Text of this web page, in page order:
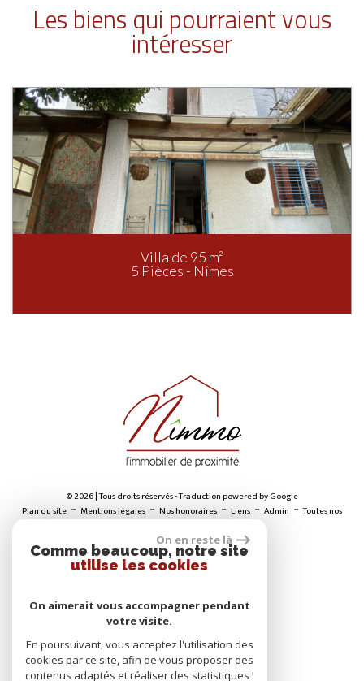
Les biens qui pourraient vous
intéresser
Villa de 95 m²
5 Pièces - Nîmes
© 2026 | Tous droits réservés - Traduction powered by Google
Plan du site - Mentions légales - Nos honoraires - Liens - Admin -Toutes nos
On en reste là
Comme beaucoup, notre site
utilise les cookies
On aimerait vous accompagner pendant
votre visite.
En poursuivant, vous acceptez l'utilisation des
cookies par ce site, afin de vous proposer des
contenus adaptés et réaliser des statistiques !